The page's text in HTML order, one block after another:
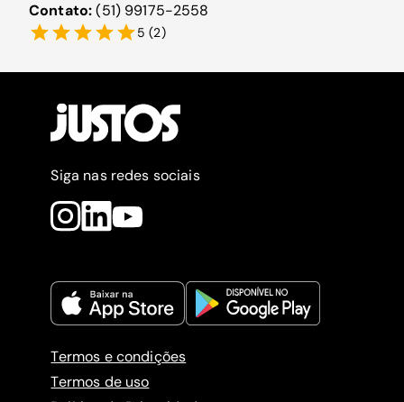
Contato:(51) 99175-2558
5 (2)
Siga nas redes sociais
Termos e condições
Termos de uso